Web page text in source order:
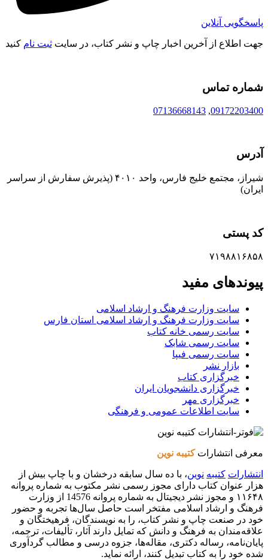
پاسخگویی آنلاین
جهت اطلاع از آخرین اخبار چاپ و نشر کتاب، در سایتثبت نام کنید
شماره تماس
09172203400
,
07136668143
آدرس
شیراز، مجتمع خلیج فارس، واحد ۴۰۱۰ (پذیرش سفارش از سراسر
ایران)
کد پستی
۷۱۹۸۸۱۶۸۵۸
پیوندهای مفید
سایت وزارت فرهنگ و ارشاد اسلامی
سایت وزارت فرهنگ و ارشاد اسلامی استان فارس
سایت رسمی خانه کتاب
سایت رسمی شابک
سایت رسمی فیپا
بازار نشر
خبرگزاری کتاب
خبرگزاری دانشجویان ایران
خبرگزاری مهر
سایت اطلاعات عمومی و فرهنگی
معرفی انتشاراتکتیبه نوین
انتشارات کتیبه نوین، با ده سال سابقه درخشان و با چاپ بیش از
هزار عنوان کتاب دارای مجوز رسمی نشر مکتوب به شماره پروانه
۱۱۶۴۸ و مجوز نشر دیجیتال به شماره پروانه 14576 از وزارت
فرهنگ و ارشاد اسلامی مفتخر است حاصل سال‌ها تجربه و حضور
خود در صنعت چاپ و نشر کتاب، را به نویسندگان، فرهیختگان و
علاقه‌مندان به فرهنگ و دانش که تمایل دارند آثار، تألیفات، ترجمه،
پایان‌نامه، رساله دکتری، مقاله‌ها، جزوه درسی و مطالب گردآوری
شده خود را به کتاب تبدیل کنند، ارائه نماید.